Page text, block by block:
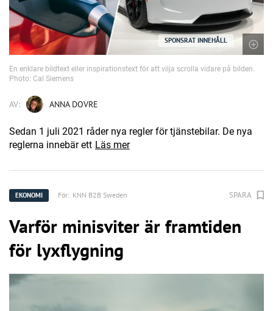
SPONSRAT INNEHÅLL
En enklare bildtext eller inspirationstext för att vilja scrolla vidare på bilden.
Photo: Cal Siemens
AV: ANNA DOVRE
Sedan 1 juli 2021 råder nya regler för tjänstebilar. De nya
reglerna innebär ett Läs mer
EKONOMI För: KNN B2B Sweden SPARA
Varför minisviter är framtiden
för lyxflygning